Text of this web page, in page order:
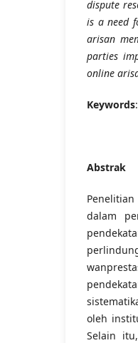
dispute
is a need
arisan
parties
online
Keywords:
Abstrak
dalam
oleh
Selain